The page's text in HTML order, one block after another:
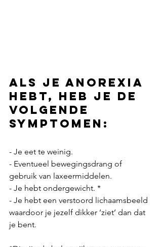
Als je anorexia
hebt, heb je de
volgende
symptomen:
- Je eet te weinig.
- Eventueel bewegingsdrang of
gebruik van laxeermiddelen.
- Je hebt ondergewicht. *
- Je hebt een verstoord lichaamsbeeld
waardoor je jezelf dikker ’ziet’ dan dat
je bent.